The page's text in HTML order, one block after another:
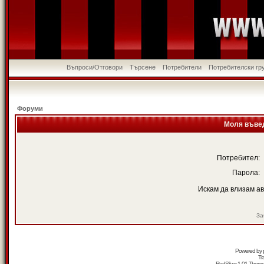
Въпроси/Отговори Търсене Потребители Потребителски
Форуми
Моля
Потребител:
Парола:
Искам да влизам
Powered by